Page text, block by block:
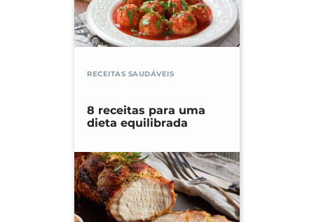
RECEITAS SAUDÁVEIS
8 receitas para uma
dieta equilibrada